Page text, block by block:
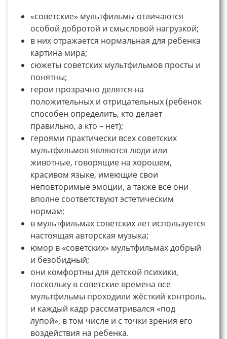
«советские» мультфильмы отличаются
особой добротой и смысловой нагрузкой;
в них отражается нормальная для ребенка
картина мира;
сюжеты советских мультфильмов просты и
понятны;
герои прозрачно делятся на
положительных и отрицательных (ребенок
способен определить, кто делает
правильно, а кто – нет);
героями практически всех советских
мультфильмов являются люди или
животные, говорящие на хорошем,
красивом языке, имеющие свои
неповторимые эмоции, а также все они
вполне соответствуют эстетическим
нормам;
в мультфильмах советских лет используется
настоящая авторская музыка;
юмор в «советских» мультфильмах добрый
и безобидный;
они комфортны для детской психики,
поскольку в советские времена все
мультфильмы проходили жёсткий контроль,
и каждый кадр рассматривался «под
лупой», в том числе и с точки зрения его
воздействия на ребенка.